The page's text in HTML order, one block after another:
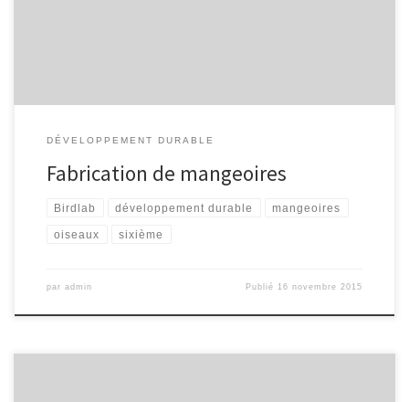
DÉVELOPPEMENT DURABLE
Fabrication de mangeoires
Birdlab développement durable mangeoires
oiseaux sixième
par admin Publié 16 novembre 2015